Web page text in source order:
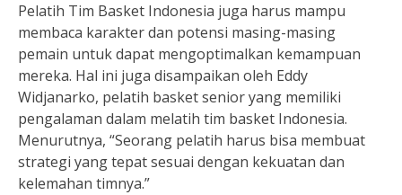
Pelatih Tim Basket Indonesia juga harus mampu
membaca karakter dan potensi masing-masing
pemain untuk dapat mengoptimalkan kemampuan
mereka. Hal ini juga disampaikan oleh Eddy
Widjanarko, pelatih basket senior yang memiliki
pengalaman dalam melatih tim basket Indonesia.
Menurutnya, “Seorang pelatih harus bisa membuat
strategi yang tepat sesuai dengan kekuatan dan
kelemahan timnya.”